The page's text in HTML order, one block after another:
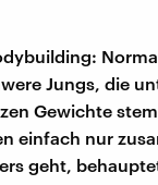
Jungs, die
Gewichte
einfach nur
geht,